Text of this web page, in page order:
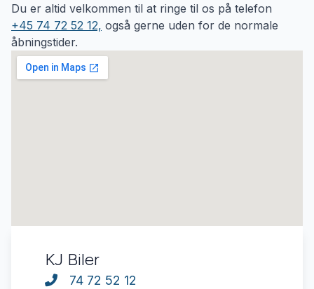
Du er altid velkommen til at ringe til os på telefon
+45 74 72 52 12, også gerne uden for de normale
åbningstider.
KJ Biler
74 72 52 12